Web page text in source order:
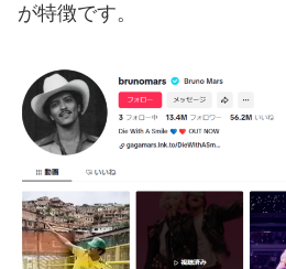
が特徴です。